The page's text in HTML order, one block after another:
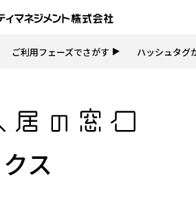
ご利用フェーズでさがす ハッシュタグ
ス